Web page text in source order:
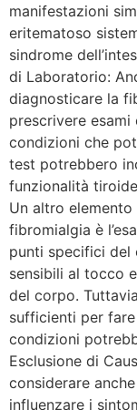
manifestazioni
eritematoso
sindrome
di Laboratorio:
diagnosticare la
prescrivere
condizioni che
test potrebbero
funzionalità
Un altro
fibromialgia è
punti specifici del
sensibili al tocco
del corpo.
sufficienti per
condizioni
Esclusione di
considerare
influenzare i